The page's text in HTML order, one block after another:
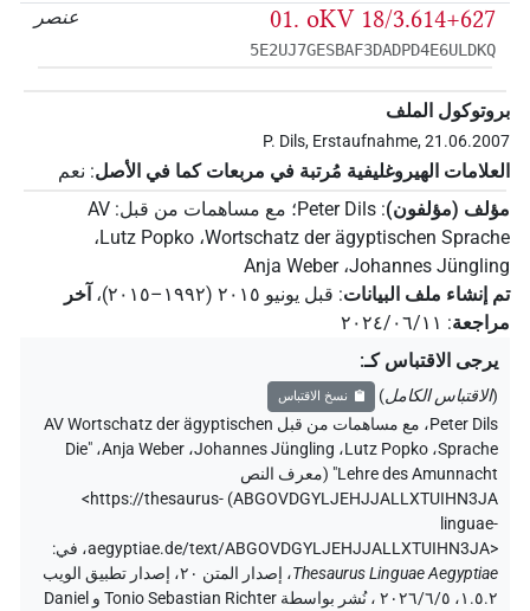
عنصر
01. oKV 18/3.614+627
5E2UJ7GESBAF3DADPD4E6ULDKQ
بروتوكول الملف
P. Dils, Erstaufnahme, 21.06.2007
العلامات الهيروغليفية مُرتبة في مربعات كما في الأصل: نعم
مؤلف (مؤلفون):
Peter Dils؛ مع مساهمات من قبل:
AV
Wortschatz der ägyptischen Sprache، Lutz Popko،
Johannes Jüngling،Anja Weber
تم إنشاء ملف البيانات: قبل يونيو ۲۰۱٥ (۱۹۹۲–۲۰۱٥) ، آخر
مراجعة: ٢٠٢٤/٠٦/١١
يرجى الاقتباس كـ:
(الاقتباس الكامل) نسخ الاقتباس
Peter Dils، مع مساهمات من قبل AV Wortschatz der ägyptischen
Sprache، Lutz Popko، Johannes Jüngling، Anja Weber، "Die
Lehre des Amunnacht" (
معرف النص
ABGOVDGYLJEHJJALLXTUIHN3JA
)
<https://thesaurus-
linguae-
aegyptiae.de/text/ABGOVDGYLJEHJJALLXTUIHN3JA>، في:
Thesaurus Linguae Aegyptiae،
إصدار المتن ٢٠، إصدار تطبيق الويب
۱.٥.٢، ٢٠٢٦/٦/٥ ، نُشر بواسطة Tonio Sebastian Richter و Daniel